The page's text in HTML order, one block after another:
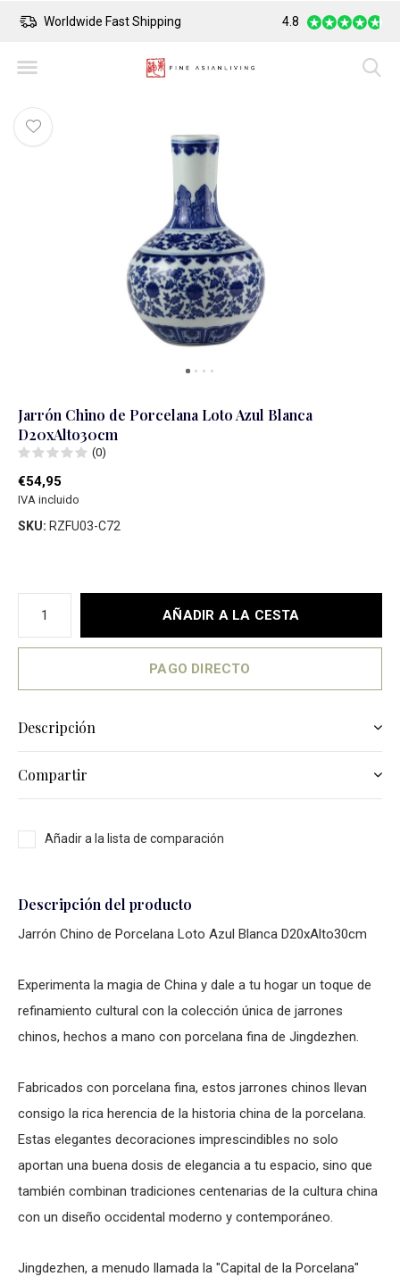
Worldwide Fast Shipping Safe Payment
4.8
Jarrón Chino de Porcelana Loto Azul Blanca
D20xAlto30cm
(0)
€54,95
IVA incluido
SKU: RZFU03-C72
AÑADIR A LA CESTA
PAGO DIRECTO
Descripción
Compartir
Añadir a la lista de comparación
Descripción del producto
Jarrón Chino de Porcelana Loto Azul Blanca D20xAlto30cm
Experimenta la magia de China y dale a tu hogar un toque de
refinamiento cultural con la colección única de jarrones
chinos, hechos a mano con porcelana fina de Jingdezhen.
Fabricados con porcelana fina, estos jarrones chinos llevan
consigo la rica herencia de la historia china de la porcelana.
Estas elegantes decoraciones imprescindibles no solo
aportan una buena dosis de elegancia a tu espacio, sino que
también combinan tradiciones centenarias de la cultura china
con un diseño occidental moderno y contemporáneo.
Jingdezhen, a menudo llamada la "Capital de la Porcelana"